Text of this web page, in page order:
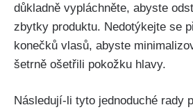
⁤důkladně vypláchněte, abyste
zbytky produktu.​ Nedotýkejte se
konečků vlasů, abyste
šetrně ošetřili pokožku ‍hlavy.
Následují-li⁤ tyto​ jednoduché rady